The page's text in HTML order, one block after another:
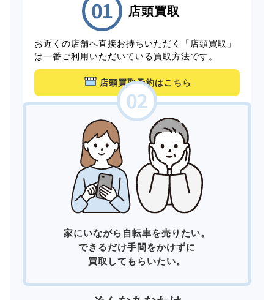
店頭買取
お近くの店舗へ直接お持ちいただく「店頭買取」
は一番ご利用いただいている買取方法です。
店頭買取予約はこちら
家にいながら自転車を売りたい。
できるだけ手間をかけずに
買取してもらいたい。